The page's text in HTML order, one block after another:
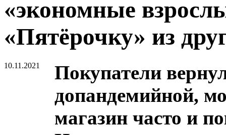
«экономные
«Пятёрочку» из
10.11.2021
Покупатели
допандемийной,
магазин часто и